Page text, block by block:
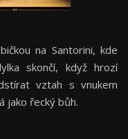
na Santorini, kde
skončí, když hrozí
vztah s vnukem
jako řecký bůh.